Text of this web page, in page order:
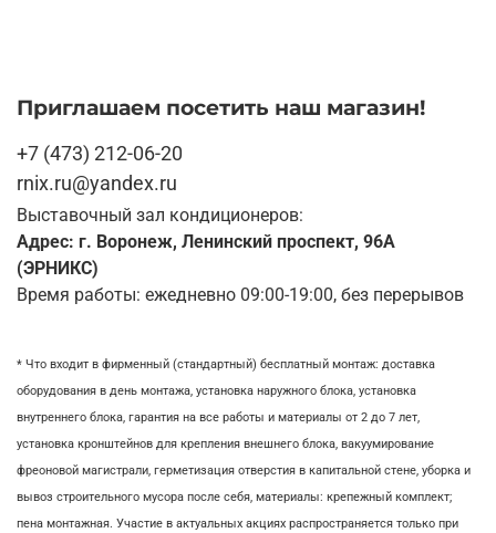
Приглашаем посетить наш магазин!
+7 (473) 212-06-20
rnix.ru@yandex.ru
Выставочный зал кондиционеров:
Адрес: г. Воронеж, Ленинский проспект, 96А
(ЭРНИКС)
Время работы: ежедневно 09:00-19:00, без перерывов
* Что входит в фирменный (стандартный) бесплатный монтаж: доставка
оборудования в день монтажа, установка наружного блока, установка
внутреннего блока, гарантия на все работы и материалы от 2 до 7 лет,
установка кронштейнов для крепления внешнего блока, вакуумирование
фреоновой магистрали, герметизация отверстия в капитальной стене, уборка и
вывоз строительного мусора после себя, материалы: крепежный комплект;
пена монтажная. Участие в актуальных акциях распространяется только при